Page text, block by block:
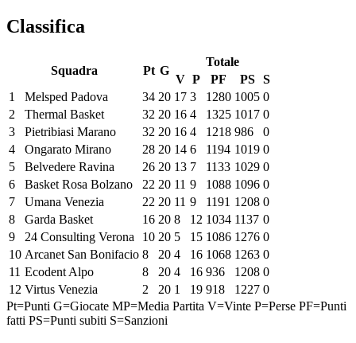
Classifica
Squadra Pt G
Totale
V P PF PS
S
1
Melsped Padova 34 20 17 3 1280 1005 0
2
Thermal Basket 32 20 16 4 1325 1017 0
3
Pietribiasi Marano 32 20 16 4 1218 986
0
4
Ongarato Mirano 28 20 14 6 1194 1019 0
5
Belvedere Ravina 26 20 13 7 1133 1029 0
6
Basket Rosa Bolzano 22 20 11 9 1088 1096 0
7
Umana Venezia 22 20 11 9 1191 1208 0
8
Garda Basket 16 20 8 12 1034 1137 0
9
24 Consulting Verona 10 20 5 15 1086 1276 0
10 Arcanet San Bonifacio 8 20 4 16 1068 1263 0
11 Ecodent Alpo 8 20 4 16 936 1208 0
12 Virtus Venezia 2 20 1 19 918 1227 0
Pt=Punti G=Giocate MP=Media Partita V=Vinte P=Perse PF=Punti
fatti PS=Punti subiti S=Sanzioni